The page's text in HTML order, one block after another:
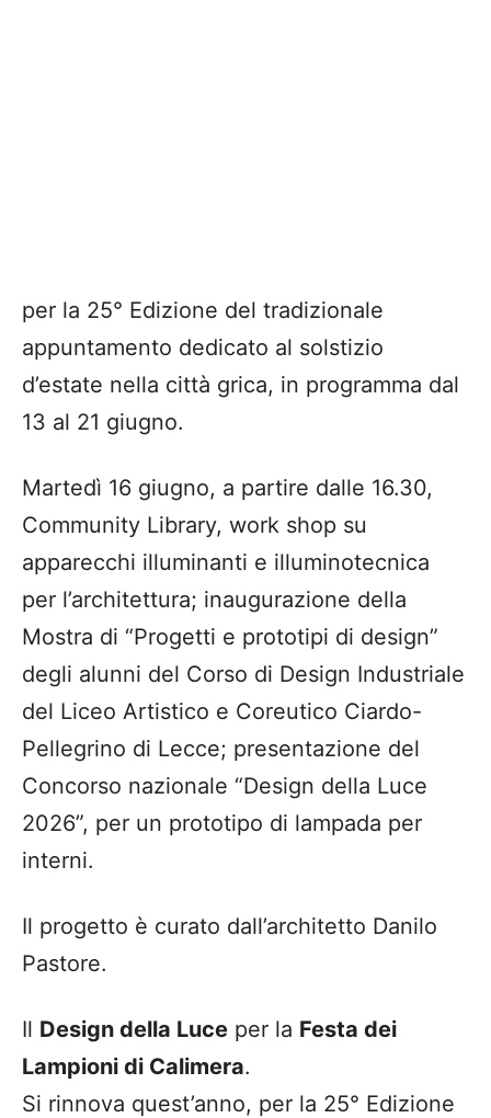
per la 25° Edizione del tradizionale
appuntamento dedicato al solstizio
d’estate nella città grica, in programma dal
13 al 21 giugno.
Martedì 16 giugno, a partire dalle 16.30,
Community Library, work shop su
apparecchi illuminanti e illuminotecnica
per l’architettura; inaugurazione della
Mostra di “Progetti e prototipi di design”
degli alunni del Corso di Design Industriale
del Liceo Artistico e Coreutico Ciardo-
Pellegrino di Lecce; presentazione del
Concorso nazionale “Design della Luce
2026”, per un prototipo di lampada per
interni.
Il progetto è curato dall’architetto Danilo
Pastore.
Il Design della Luce per la Festa dei
Lampioni di Calimera.
Si rinnova quest’anno, per la 25° Edizione